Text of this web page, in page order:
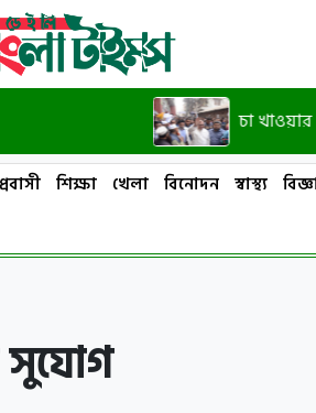
চা খাওয়ার
প্রবাসী শিক্ষা খেলা বিনোদন স্বাস্থ্য
সুযোগ